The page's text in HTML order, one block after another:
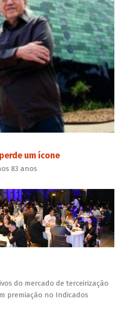
um ícone
83 anos
do mercado de terceirização
premiação no Indicados